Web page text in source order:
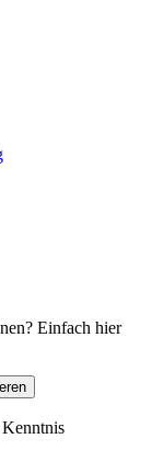
Einfach hier